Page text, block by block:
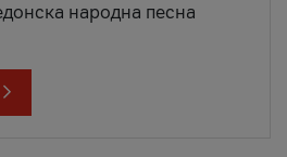
народна песна